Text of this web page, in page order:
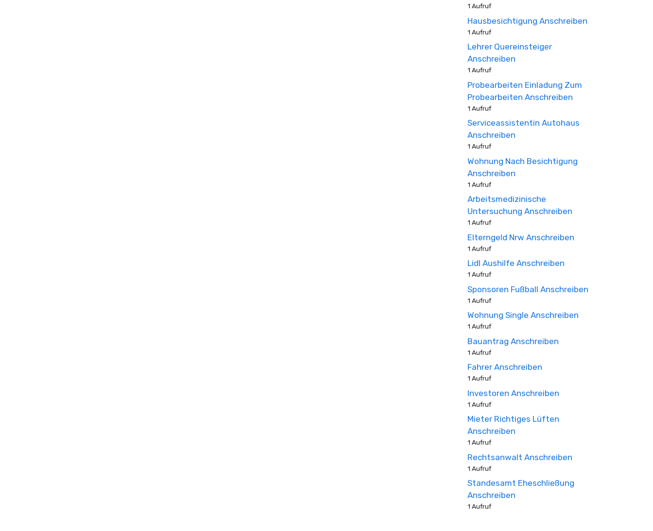
1 Aufruf
Hausbesichtigung Anschreiben
1 Aufruf
Lehrer Quereinsteiger
Anschreiben
1 Aufruf
Probearbeiten Einladung Zum
Probearbeiten Anschreiben
1 Aufruf
Serviceassistentin Autohaus
Anschreiben
1 Aufruf
Wohnung Nach Besichtigung
Anschreiben
1 Aufruf
Arbeitsmedizinische
Untersuchung Anschreiben
1 Aufruf
Elterngeld Nrw Anschreiben
1 Aufruf
Lidl Aushilfe Anschreiben
1 Aufruf
Sponsoren Fußball Anschreiben
1 Aufruf
Wohnung Single Anschreiben
1 Aufruf
Bauantrag Anschreiben
1 Aufruf
Fahrer Anschreiben
1 Aufruf
Investoren Anschreiben
1 Aufruf
Mieter Richtiges Lüften
Anschreiben
1 Aufruf
Rechtsanwalt Anschreiben
1 Aufruf
Standesamt Eheschließung
Anschreiben
1 Aufruf